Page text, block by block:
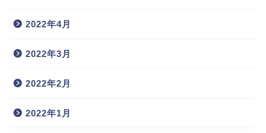
2022年4月
2022年3月
2022年2月
2022年1月